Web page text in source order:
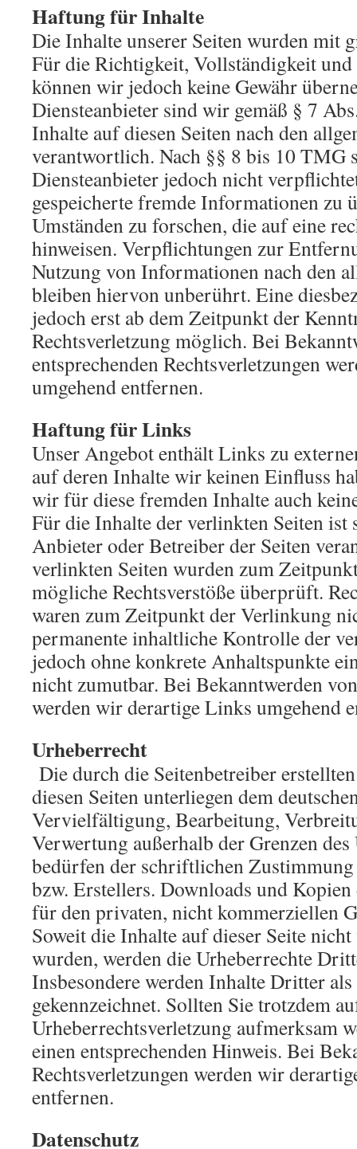
Haftung für Inhalte
Die Inhalte unserer Seiten wurden mit
Für die Richtigkeit, Vollständigkeit
können wir jedoch keine Gewähr
Diensteanbieter sind wir gemäß § 7
Inhalte auf diesen Seiten nach den
verantwortlich. Nach §§ 8 bis 10 TMG
Diensteanbieter jedoch nicht
gespeicherte fremde Informationen zu
Umständen zu forschen, die auf eine
hinweisen. Verpflichtungen zur
Nutzung von Informationen nach den
bleiben hiervon unberührt. Eine
jedoch erst ab dem Zeitpunkt der
Rechtsverletzung möglich. Bei
entsprechenden Rechtsverletzungen
umgehend entfernen.
Haftung für Links
Unser Angebot enthält Links zu
auf deren Inhalte wir keinen Einfluss
wir für diese fremden Inhalte auch
Für die Inhalte der verlinkten Seiten ist
Anbieter oder Betreiber der Seiten
verlinkten Seiten wurden zum
mögliche Rechtsverstöße überprüft.
waren zum Zeitpunkt der Verlinkung
permanente inhaltliche Kontrolle der
jedoch ohne konkrete Anhaltspunkte
nicht zumutbar. Bei Bekanntwerden
werden wir derartige Links umgehend
Urheberrecht
Die durch die Seitenbetreiber
diesen Seiten unterliegen dem
Vervielfältigung, Bearbeitung,
Verwertung außerhalb der Grenzen
bedürfen der schriftlichen
bzw. Erstellers. Downloads und
für den privaten, nicht kommerziellen
Soweit die Inhalte auf dieser Seite
wurden, werden die Urheberrechte
Insbesondere werden Inhalte Dritter als
gekennzeichnet. Sollten Sie trotzdem
Urheberrechtsverletzung aufmerksam
einen entsprechenden Hinweis. Bei
Rechtsverletzungen werden wir
entfernen.
Datenschutz